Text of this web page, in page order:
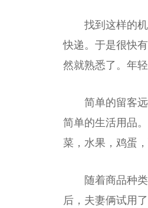
找到这样的
快递。于是很快
然就熟悉了。年
简单的留客
简单的生活用品
菜，水果，鸡蛋
随着商品种
后，夫妻俩试用